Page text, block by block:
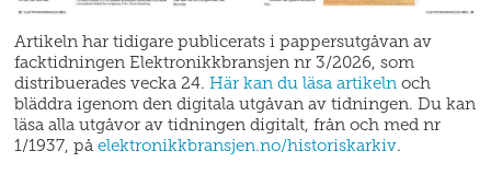
Artikeln har tidigare publicerats i pappersutgåvan av
facktidningen Elektronikkbransjen nr 3/2026, som
distribuerades vecka 24.Här kan du läsa artikeln och
bläddra igenom den digitala utgåvan av tidningen. Du kan
läsa alla utgåvor av tidningen digitalt, från och med nr
1/1937, påelektronikkbransjen.no/historiskarkiv.